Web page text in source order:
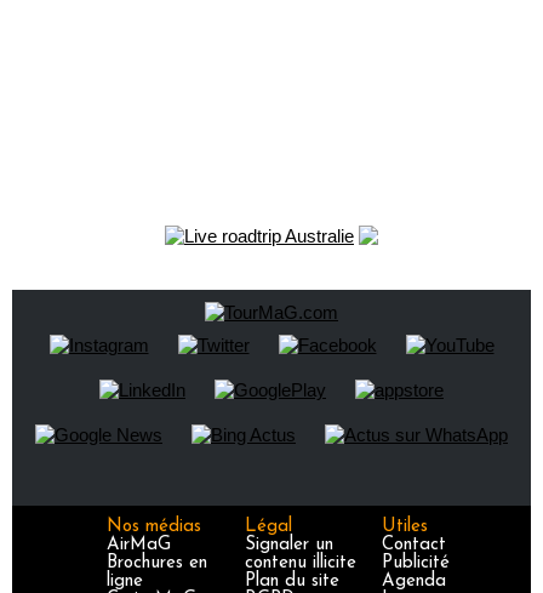
Nos médias
AirMaG
Brochures en
ligne
Légal
Signaler un
contenu illicite
Plan du site
Utiles
Contact
Publicité
Agenda